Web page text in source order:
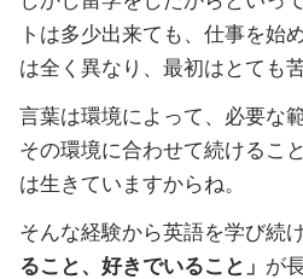
トは多少出来ても、仕事を始
は全く異なり、最初はとても
言葉は環境によって、必要な
その環境に合わせて続けるこ
は生きていますからね。
そんな経験から英語を学び続
ること、好きでいること」 が